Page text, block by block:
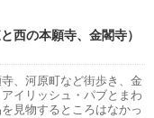
西の本願寺、金閣寺）
、河原町など街歩き、金
イリッシュ・パブとまわ
見物するところはなかっ